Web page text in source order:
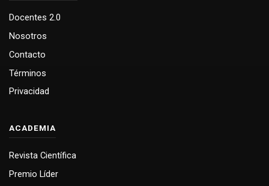
Docentes 2.0
Nosotros
Contacto
Términos
Privacidad
ACADEMIA
Revista Científica
Premio Líder